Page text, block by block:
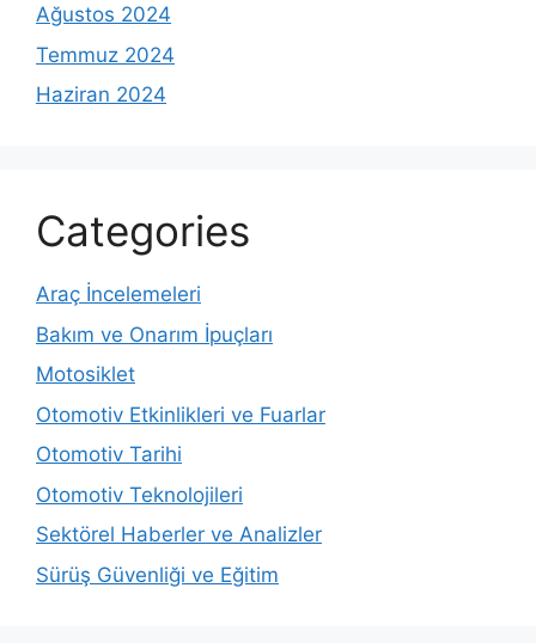
Ağustos 2024
Temmuz 2024
Haziran 2024
Categories
Araç İncelemeleri
Bakım ve Onarım İpuçları
Motosiklet
Otomotiv Etkinlikleri ve Fuarlar
Otomotiv Tarihi
Otomotiv Teknolojileri
Sektörel Haberler ve Analizler
Sürüş Güvenliği ve Eğitim